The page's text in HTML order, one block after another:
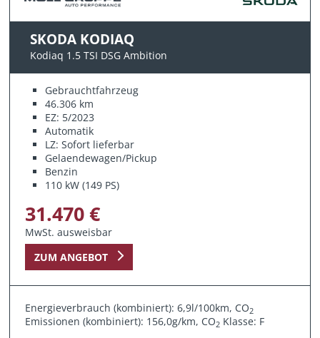
SKODA KODIAQ
Kodiaq 1.5 TSI DSG Ambition
Gebrauchtfahrzeug
46.306 km
EZ: 5/2023
Automatik
LZ: Sofort lieferbar
Gelaendewagen/Pickup
Benzin
110 kW (149 PS)
31.470 €
MwSt. ausweisbar
ZUM ANGEBOT
Energieverbrauch (kombiniert): 6,9l/100km, CO2
Emissionen (kombiniert): 156,0g/km, CO2 Klasse: F